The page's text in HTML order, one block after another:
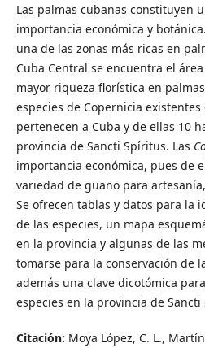
Las palmas cubanas constituyen
importancia económica y
una de las zonas más ricas en
Cuba Central se encuentra el
mayor riqueza florística en
especies de Copernicia
pertenecen a Cuba y de ellas 10
provincia de Sancti Spíritus. Las
importancia económica, pues de
variedad de guano para
Se ofrecen tablas y datos para la
de las especies, un mapa
en la provincia y algunas de las
tomarse para la conservación de
además una clave dicotómica
especies en la provincia de Sancti
Citación: Moya López, C. L.,